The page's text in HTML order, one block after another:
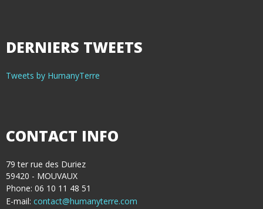
DERNIERS TWEETS
Tweets by HumanyTerre
CONTACT INFO
79 ter rue des Duriez
59420 - MOUVAUX
Phone: 06 10 11 48 51
E-mail: contact@humanyterre.com